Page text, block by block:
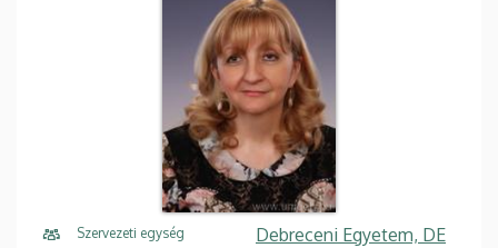
Szervezeti egység
Debreceni Egyetem, DE